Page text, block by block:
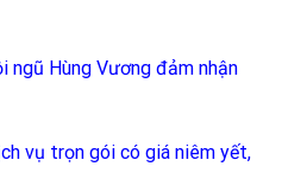
ngũ Hùng Vương đảm nhận
vụ trọn gói có giá niêm yết,